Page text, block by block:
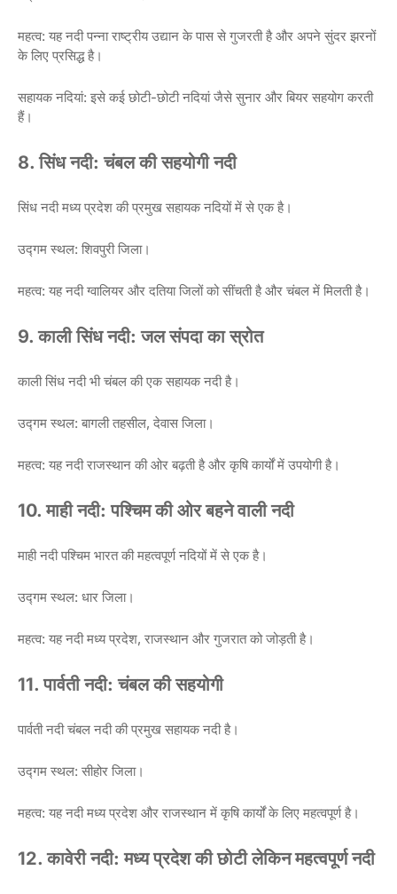
महत्व: यह नदी पन्ना राष्ट्रीय उद्यान के पास से गुजरती है और अपने सुंदर झरनों
के लिए प्रसिद्ध है।
सहायक नदियां: इसे कई छोटी-छोटी नदियां जैसे सुनार और बियर सहयोग करती
हैं।
8. सिंध नदी: चंबल की सहयोगी नदी
सिंध नदी मध्य प्रदेश की प्रमुख सहायक नदियों में से एक है।
उद्गम स्थल: शिवपुरी जिला।
महत्व: यह नदी ग्वालियर और दतिया जिलों को सींचती है और चंबल में मिलती है।
9. काली सिंध नदी: जल संपदा का स्रोत
काली सिंध नदी भी चंबल की एक सहायक नदी है।
उद्गम स्थल: बागली तहसील, देवास जिला।
महत्व: यह नदी राजस्थान की ओर बढ़ती है और कृषि कार्यों में उपयोगी है।
10. माही नदी: पश्चिम की ओर बहने वाली नदी
माही नदी पश्चिम भारत की महत्वपूर्ण नदियों में से एक है।
उद्गम स्थल: धार जिला।
महत्व: यह नदी मध्य प्रदेश, राजस्थान और गुजरात को जोड़ती है।
11. पार्वती नदी: चंबल की सहयोगी
पार्वती नदी चंबल नदी की प्रमुख सहायक नदी है।
उद्गम स्थल: सीहोर जिला।
महत्व: यह नदी मध्य प्रदेश और राजस्थान में कृषि कार्यों के लिए महत्वपूर्ण है।
12. कावेरी नदी: मध्य प्रदेश की छोटी लेकिन महत्वपूर्ण नदी